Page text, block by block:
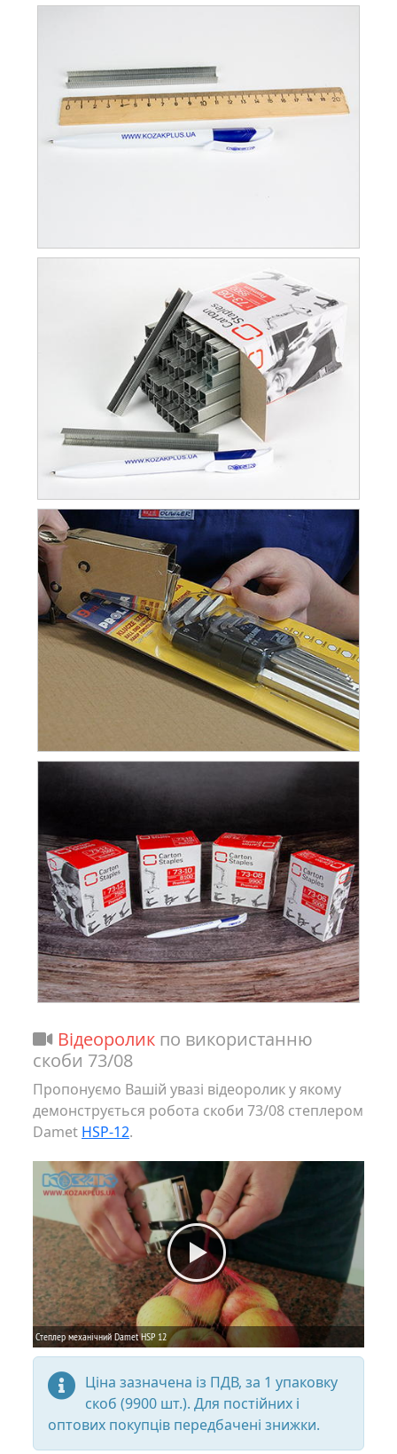
Відеоролик по використанню
скоби 73/08
Пропонуємо Вашій увазі відеоролик у якому
демонструється робота скоби 73/08 степлером
Damet HSP-12.
Ціна зазначена із ПДВ, за 1 упаковку
скоб (9900 шт.). Для постійних і
оптових покупців передбачені знижки.